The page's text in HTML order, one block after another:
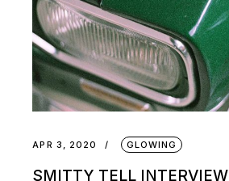
APR 3, 2020 GLOWING
SMITTY TELL INTERVIEW